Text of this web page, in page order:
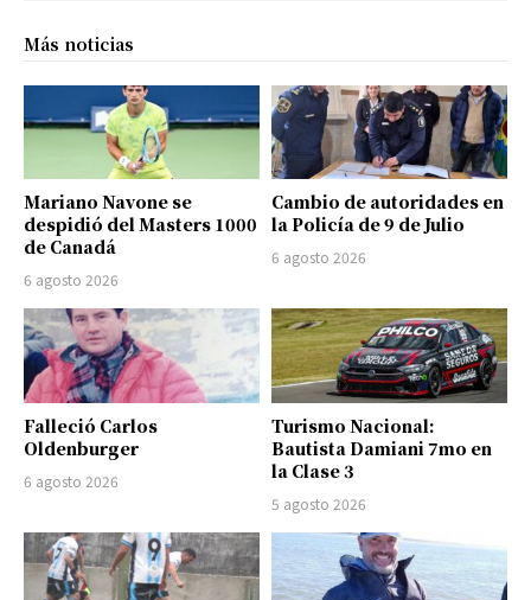
Más noticias
Mariano Navone se
despidió del Masters 1000
de Canadá
6 agosto 2026
Cambio de autoridades en
la Policía de 9 de Julio
6 agosto 2026
Falleció Carlos
Oldenburger
6 agosto 2026
Turismo Nacional:
Bautista Damiani 7mo en
la Clase 3
5 agosto 2026